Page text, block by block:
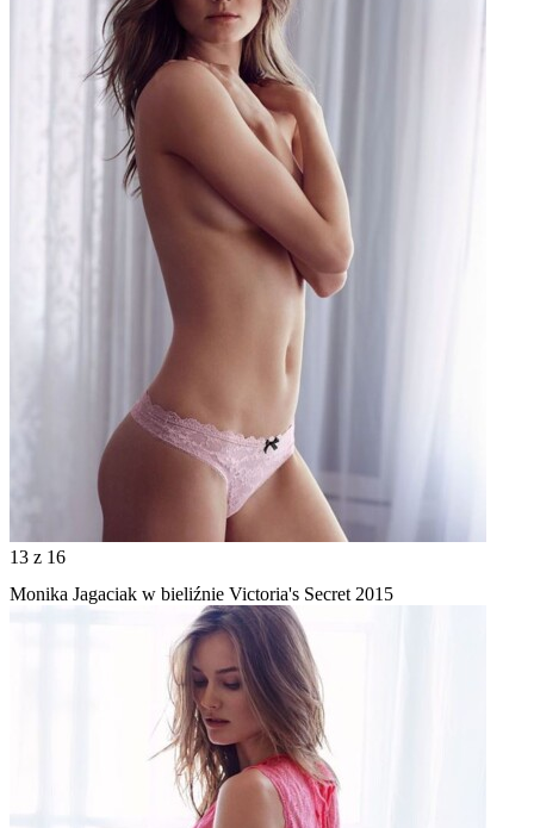
13 z 16
Monika Jagaciak w bieliźnie Victoria's Secret 2015